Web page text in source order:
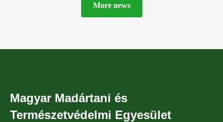
More news
Magyar Madártani és
Természetvédelmi Egyesület